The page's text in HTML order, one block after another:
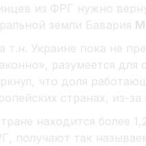
из ФРГ нужно
земли Бавария
т.н. Украине пока не
разумеется для
что доля
странах, из-
находится более
получают так